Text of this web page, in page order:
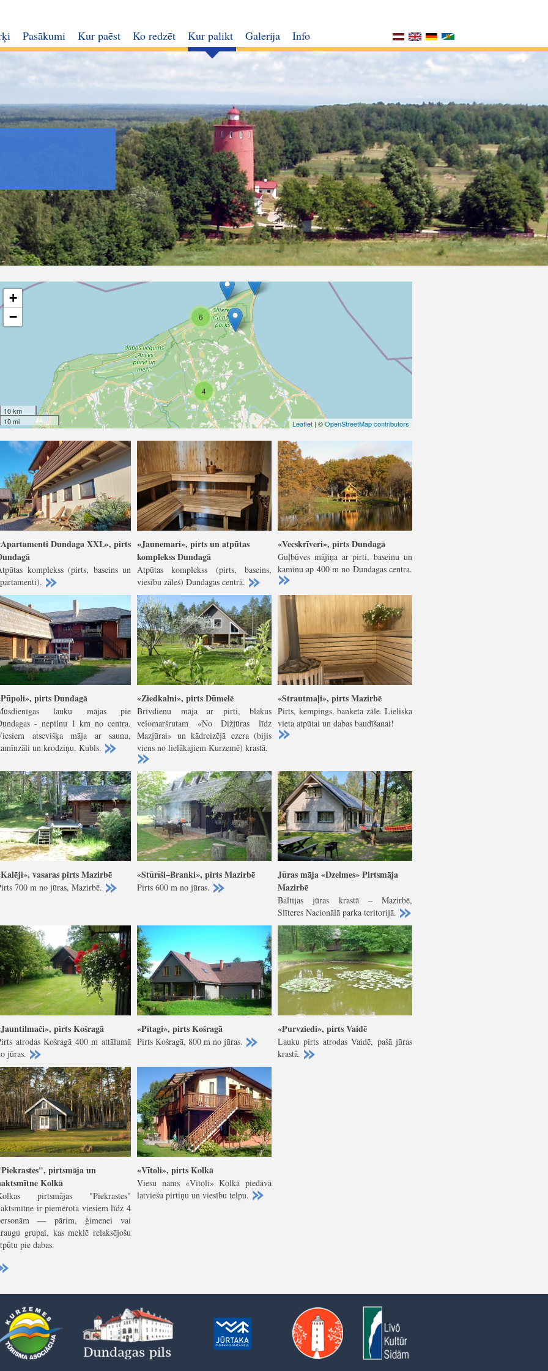
Pasākumi Kur paēst Ko redzēt Kur palikt Galerija Info
6
4
+
−
10 km
10 mi
Leaflet | ©OpenStreetMap contributors
Dundaga XXL», pirts
komplekss (pirts, baseins un
«Jaunemari», pirts un atpūtas
komplekss Dundagā
Atpūtas komplekss (pirts, baseins,
viesību zāles) Dundagas centrā.
«Vecskrīveri», pirts Dundagā
Guļbūves mājiņa ar pirti, baseinu un
kamīnu ap 400 m no Dundagas centra.
pirts Dundagā
lauku mājas pie
- nepilnu 1 km no centra.
atsevišķa māja ar saunu,
un krodziņu. Kubls.
«Ziedkalni», pirts Dūmelē
Brīvdienu māja ar pirti, blakus
velomaršrutam «No Dižjūras līdz
Mazjūrai» un kādreizējā ezera (bijis
viens no lielākajiem Kurzemē) krastā.
«Strautmaļi», pirts Mazirbē
Pirts, kempings, banketa zāle. Lieliska
vieta atpūtai un dabas baudīšanai!
vasaras pirts Mazirbē
700 m no jūras, Mazirbē.
«Stūrīši–Branki», pirts Mazirbē
Pirts 600 m no jūras.
Jūras māja «Dzelmes» Pirtsmāja
Mazirbē
Baltijas jūras krastā – Mazirbē,
Slīteres Nacionālā parka teritorijā.
pirts Košragā
atrodas Košragā 400 m attālumā
jūras.
«Pītagi», pirts Košragā
Pirts Košragā, 800 m no jūras.
«Purvziedi», pirts Vaidē
Lauku pirts atrodas Vaidē, pašā jūras
krastā.
pirtsmāja un
Kolkā
pirtsmājas "Piekrastes"
ir piemērota viesiem līdz 4
— pārim, ģimenei vai
grupai, kas meklē relaksējošu
pie dabas.
«Vītoli», pirts Kolkā
Viesu nams «Vītoli» Kolkā piedāvā
latviešu pirtiņu un viesību telpu.